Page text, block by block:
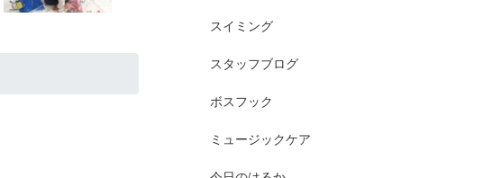
スイミング
スタッフブログ
ボスフック
ミュージックケア